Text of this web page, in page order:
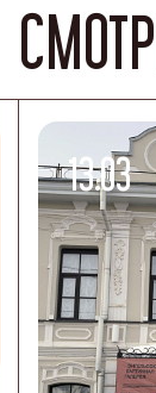
13.03